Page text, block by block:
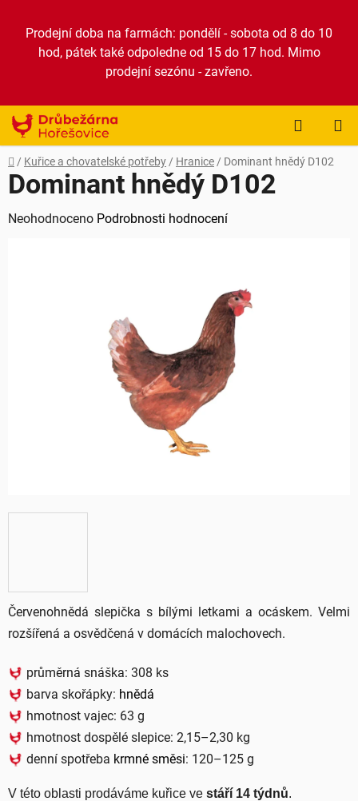
obsah
Prodejní doba na farmách: pondělí - sobota od 8 do 10
hod, pátek také odpoledne od 15 do 17 hod. Mimo
prodejní sezónu - zavřeno.
KOŠÍK
Domů
/ Kuřice a chovatelské potřeby / Hranice / Dominant hnědý D102
Červenohnědá slepička s bílými letkami a ocáskem. Velmi
rozšířená a osvědčená v domácích malochovech.
průměrná snáška: 308 ks
barva skořápky: hnědá
hmotnost vajec: 63 g
hmotnost dospělé slepice: 2,15–2,30 kg
denní spotřeba krmné směsi: 120–125 g
V této oblasti prodáváme kuřice ve stáří 14 týdnů.
Dominant hnědý D102
Průměrné
Neohodnoceno Podrobnosti hodnocení